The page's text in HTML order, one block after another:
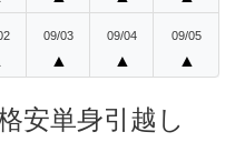
09/03
▲
09/04
▲
09/05
▲
安単身引越し